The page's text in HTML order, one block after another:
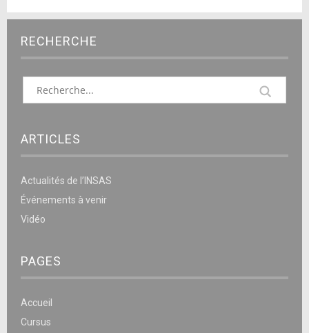
RECHERCHE
ARTICLES
Actualités de l’INSAS
Événements à venir
Vidéo
PAGES
Accueil
Cursus